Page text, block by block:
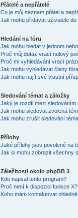
Přátelé a nepřátelé
Co je můj seznam přátel a
Jak mohu přidávat uživatele
Hledání na fóru
Jak mohu hledat v jednom
Proč můj dotaz vrací nulový
Proč mi vyhledávání vrací
Jak mohu vyhledávat členy
Jak mohu najít své vlastní
Sledování témat a záložky
Jaký je rozdíl mezi sledováním
Jak mohu sledovat zvolená
Jak mohu zrušit sledování
Přílohy
Jaké přílohy jsou povolené na
Jak si mohu zobrazit všechny
Záležitosti okolo phpBB 3
Kdo napsal tento program?
Proč není k dispozici funkce X?
Koho mám kontaktovat